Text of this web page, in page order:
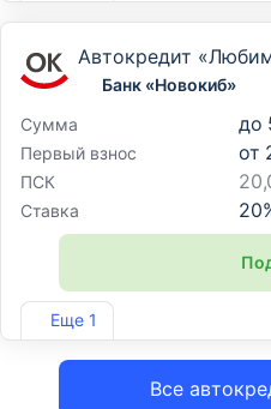
Все
Еще 1
Автокредит
Банк «Новокиб»
Сумма
до
Первый взнос от
ПСК
Ставка 20
Лиц. №1747